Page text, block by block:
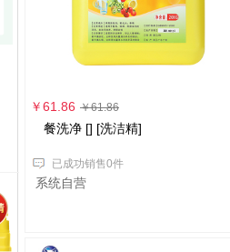
￥61.86 ￥61.86
餐洗净 [] [洗洁精]
已成功销售0件
系统自营